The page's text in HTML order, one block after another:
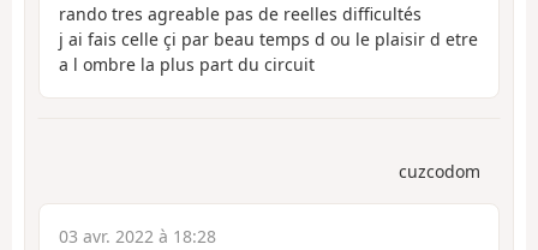
rando tres agreable pas de reelles difficultés
j ai fais celle çi par beau temps d ou le plaisir d etre
a l ombre la plus part du circuit
cuzcodom
03 avr. 2022 à 18:28